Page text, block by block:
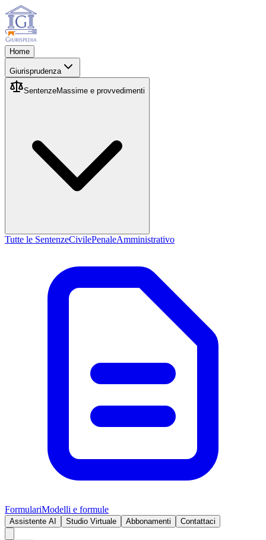
Home
Giurisprudenza
SentenzeMassime e provvedimenti
Tutte le SentenzeCivilePenaleAmministrativo
FormulariModelli e formule
Assistente AI Studio Virtuale Abbonamenti Contattaci